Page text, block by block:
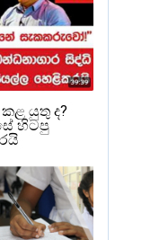
යුතු ද?
හිටපු